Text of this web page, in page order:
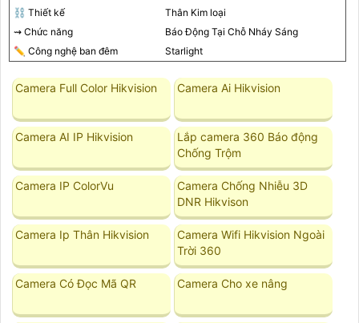
⛓ Thiết kế
Thân Kim loại
⇝ Chức năng
Báo Động Tại Chỗ Nháy Sáng
✏ Công nghệ ban đêm
Starlight
Camera Full Color Hikvision Camera Ai Hikvision
Camera AI IP Hikvision
Lắp camera 360 Báo động
Chống Trộm
Camera IP ColorVu
Camera Chống Nhiễu 3D
DNR Hikvison
Camera Ip Thân Hikvision
Camera Wifi Hikvision Ngoài
Trời 360
Camera Có Đọc Mã QR Camera Cho xe nâng